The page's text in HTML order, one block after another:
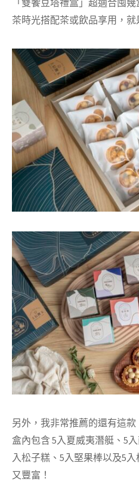
茶時光搭配茶或飲品享用，就
另外，我非常推薦的還有這款
盒內包含 5入夏威夷潛艇、5
入松子糕、5入堅果棒以及5
又豐富！